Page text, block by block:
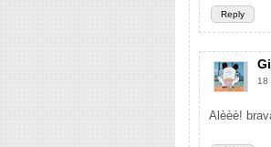
Reply
18
Alèèè!